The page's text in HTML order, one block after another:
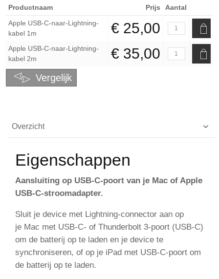
Productnaam Prijs
Aantal
Apple USB-C-naar-Lightning-
kabel 1m
€ 25,00
Apple USB-C-naar-Lightning-
kabel 2m
€ 35,00
Vergelijk
Overzicht
Eigenschappen
Aansluiting op USB-C-poort van je Mac of Apple
USB-C-stroomadapter.
Sluit je device met Lightning-connector aan op
je Mac met USB‑C- of Thunderbolt 3-poort (USB‑C)
om de batterij op te laden en je device te
synchroniseren, of op je iPad met USB‑C-poort om
de batterij op te laden.